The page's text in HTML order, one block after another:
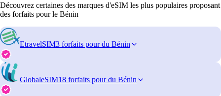
Découvrez certaines des marques d'eSIM les plus populaires proposant
des forfaits pour le Bénin
EtravelSIM3 forfaits pour du Bénin
GlobaleSIM18 forfaits pour du Bénin